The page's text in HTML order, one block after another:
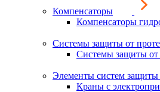
Компенсаторы
Компенсаторы
Системы защиты от
Системы защиты от
Элементы систем защиты
Краны с